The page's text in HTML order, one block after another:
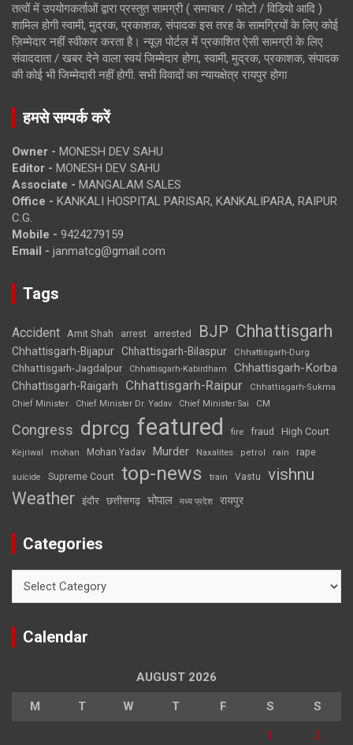
तत्वों में उपयोगकर्ताओं द्वारा प्रस्तुत सामग्री ( समाचार / फोटो / विडियो आदि )
शामिल होगी स्वामी, मुद्रक, प्रकाशक, संपादक इस तरह के सामग्रियों के लिए कोई
ज़िम्मेदार नहीं स्वीकार करता है। न्यूज़ पोर्टल में प्रकाशित ऐसी सामग्री के लिए
संवाददाता / खबर देने वाला स्वयं जिम्मेदार होगा, स्वामी, मुद्रक, प्रकाशक, संपादक
की कोई भी जिम्मेदारी नहीं होगी. सभी विवादों का न्यायक्षेत्र रायपुर होगा
हमसे सम्पर्क करें
Owner - MONESH DEV SAHU
Editor - MONESH DEV SAHU
Associate - MANGALAM SALES
Office - KANKALI HOSPITAL PARISAR, KANKALIPARA, RAIPUR
C.G.
Mobile - 9424279159
Email - janmatcg@gmail.com
Tags
Accident Amit Shah arrest arrested BJP Chhattisgarh
Chhattisgarh-Bijapur Chhattisgarh-Bilaspur Chhattisgarh-Durg
Chhattisgarh-Jagdalpur Chhattisgarh-Kabirdham Chhattisgarh-Korba
Chhattisgarh-Raigarh Chhattisgarh-Raipur
Chhattisgarh-Sukma
Chief Minister
Chief Minister Dr. Yadav Chief Minister Sai CM
Congress dprcg featured fire fraud High Court
Kejriwal mohan Mohan Yadav Murder Naxalites petrol rain rape
suicide Supreme Court top-news train Vastu vishnu
Weather इंदौर छत्तीसगढ़ भोपाल मध्य प्रदेश रायपुर
Categories
Calendar
AUGUST 2026
M T W T F S S
1 2